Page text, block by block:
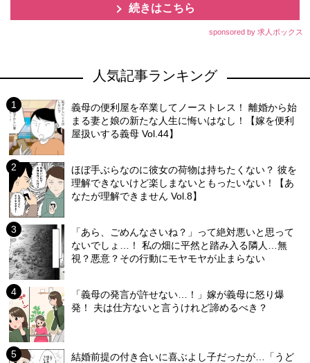
続きはこちら
sponsored by 求人ボックス
人気記事ランキング
義母の便利屋を卒業してノーストレス！ 離婚から始
まる妻と娘の新たな人生に悔いはなし！【嫁を便利
屋扱いする義母 Vol.44】
ほぼ手ぶらなのに彼女の荷物は持ちたくない？ 彼を
理解できないけど楽しまないともったいない！【あ
なたが理解できません Vol.8】
「あら、ごめんなさいね？」って絶対悪いと思って
ないでしょ…！ 私の畑に平然と踏み入る隣人…無
視？悪意？その行動にモヤモヤが止まらない
「義母の発言が許せない…！」嫁が義母に怒り爆
発！ 夫は仕方ないと言うけれど諦めるべき？
結婚前提の付き合いに喜ぶよし子だったが…「うど